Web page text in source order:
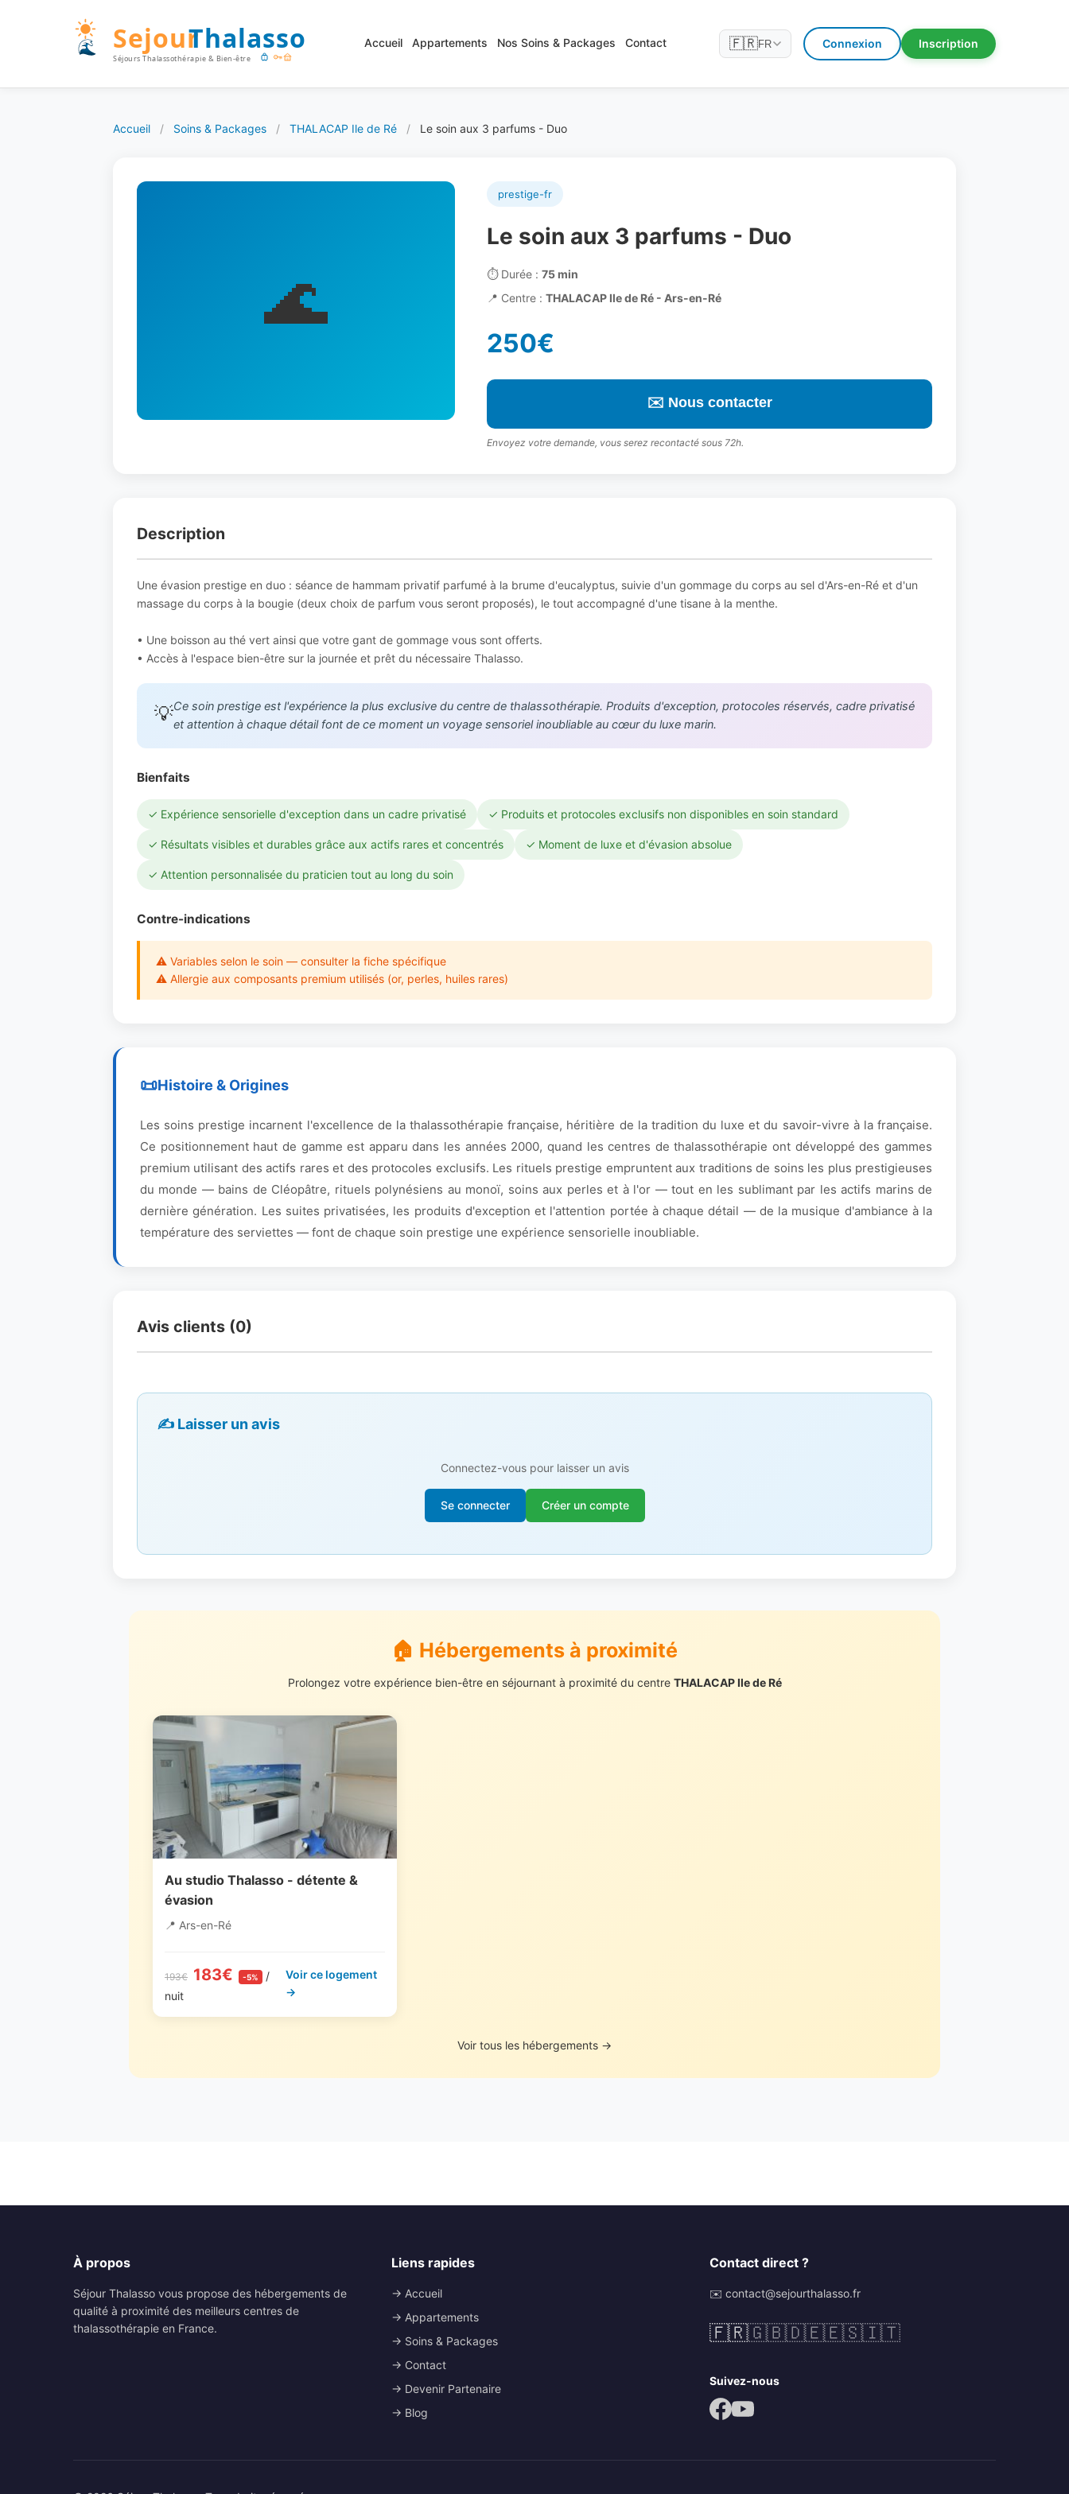
Accueil Appartements Nos Soins & Packages Contact 🇫🇷FR Connexion Inscription
Accueil / Soins & Packages / THALACAP Ile de Ré / Le soin aux 3 parfums - Duo
🌊
prestige-fr
Le soin aux 3 parfums - Duo
⏱️Durée : 75 min
📍 Centre : THALACAP Ile de Ré - Ars-en-Ré
250€
✉️ Nous contacter
Envoyez votre demande, vous serez recontacté sous 72h.
Description
Une évasion prestige en duo : séance de hammam privatif parfumé à la brume d'eucalyptus, suivie d'un gommage du corps au sel d'Ars-en-Ré et d'un
massage du corps à la bougie (deux choix de parfum vous seront proposés), le tout accompagné d'une tisane à la menthe.
• Une boisson au thé vert ainsi que votre gant de gommage vous sont offerts.
• Accès à l'espace bien-être sur la journée et prêt du nécessaire Thalasso.
💡Ce soin prestige est l'expérience la plus exclusive du centre de thalassothérapie. Produits d'exception, protocoles réservés, cadre privatisé
et attention à chaque détail font de ce moment un voyage sensoriel inoubliable au cœur du luxe marin.
Bienfaits
✓ Expérience sensorielle d'exception dans un cadre privatisé ✓ Produits et protocoles exclusifs non disponibles en soin standard
✓ Résultats visibles et durables grâce aux actifs rares et concentrés ✓ Moment de luxe et d'évasion absolue
✓ Attention personnalisée du praticien tout au long du soin
Contre-indications
⚠ Variables selon le soin — consulter la fiche spécifique
⚠ Allergie aux composants premium utilisés (or, perles, huiles rares)
Histoire & Origines
Les soins prestige incarnent l'excellence de la thalassothérapie française, héritière de la tradition du luxe et du savoir-vivre à la française.
Ce positionnement haut de gamme est apparu dans les années 2000, quand les centres de thalassothérapie ont développé des gammes
premium utilisant des actifs rares et des protocoles exclusifs. Les rituels prestige empruntent aux traditions de soins les plus prestigieuses
du monde — bains de Cléopâtre, rituels polynésiens au monoï, soins aux perles et à l'or — tout en les sublimant par les actifs marins de
dernière génération. Les suites privatisées, les produits d'exception et l'attention portée à chaque détail — de la musique d'ambiance à la
température des serviettes — font de chaque soin prestige une expérience sensorielle inoubliable.
Avis clients (0)
✍️ Laisser un avis
Connectez-vous pour laisser un avis
Se connecter Créer un compte
🏠 Hébergements à proximité
Prolongez votre expérience bien-être en séjournant à proximité du centre THALACAP Ile de Ré
Au studio Thalasso - détente &
évasion
📍 Ars-en-Ré
193€ 183€ -5%
/
nuit
Voir ce logement
→
Voir tous les hébergements →
À propos
Séjour Thalasso vous propose des hébergements de
qualité à proximité des meilleurs centres de
thalassothérapie en France.
Liens rapides
→ Accueil
→ Appartements
→ Soins & Packages
→ Contact
→ Devenir Partenaire
→ Blog
Contact direct ?
✉️ contact@sejourthalasso.fr
🇫🇷🇬🇧🇩🇪🇪🇸🇮🇹
Suivez-nous